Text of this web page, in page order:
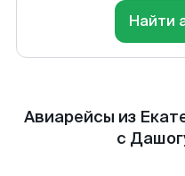
Найти
Авиарейсы из
с